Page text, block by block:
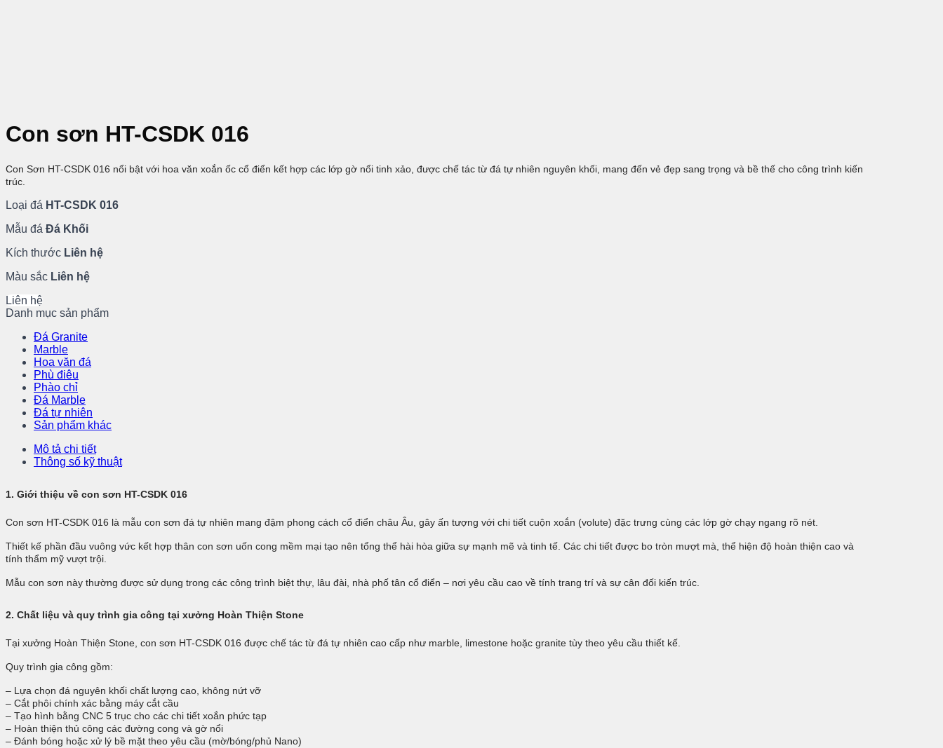
Con sơn HT-CSDK 016
Con Sơn HT-CSDK 016 nổi bật với hoa văn xoắn ốc cổ điển kết hợp các lớp gờ nổi tinh xảo, được chế tác từ đá tự nhiên nguyên khối, mang đến vẻ đẹp sang trọng và bề thế cho công trình kiến
trúc.
Loại đá HT-CSDK 016
Mẫu đá Đá Khối
Kích thước Liên hệ
Màu sắc Liên hệ
Liên hệ
Danh mục sản phẩm
Đá Granite
Marble
Hoa văn đá
Phù điêu
Phào chỉ
Đá Marble
Đá tự nhiên
Sản phẩm khác
Mô tả chi tiết
Thông số kỹ thuật
1. Giới thiệu về con sơn HT-CSDK 016
Con sơn HT-CSDK 016 là mẫu con sơn đá tự nhiên mang đậm phong cách cổ điển châu Âu, gây ấn tượng với chi tiết cuộn xoắn (volute) đặc trưng cùng các lớp gờ chạy ngang rõ nét.
Thiết kế phần đầu vuông vức kết hợp thân con sơn uốn cong mềm mại tạo nên tổng thể hài hòa giữa sự mạnh mẽ và tinh tế. Các chi tiết được bo tròn mượt mà, thể hiện độ hoàn thiện cao và
tính thẩm mỹ vượt trội.
Mẫu con sơn này thường được sử dụng trong các công trình biệt thự, lâu đài, nhà phố tân cổ điển – nơi yêu cầu cao về tính trang trí và sự cân đối kiến trúc.
2. Chất liệu và quy trình gia công tại xưởng Hoàn Thiện Stone
Tại xưởng Hoàn Thiện Stone, con sơn HT-CSDK 016 được chế tác từ đá tự nhiên cao cấp như marble, limestone hoặc granite tùy theo yêu cầu thiết kế.
Quy trình gia công gồm:
– Lựa chọn đá nguyên khối chất lượng cao, không nứt vỡ
– Cắt phôi chính xác bằng máy cắt cầu
– Tạo hình bằng CNC 5 trục cho các chi tiết xoắn phức tạp
– Hoàn thiện thủ công các đường cong và gờ nổi
– Đánh bóng hoặc xử lý bề mặt theo yêu cầu (mờ/bóng/phủ Nano)